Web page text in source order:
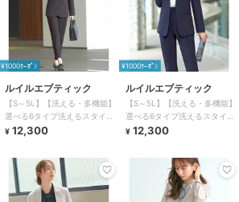
¥1000ｸｰﾎﾟﾝ
ルイルエブティック
【S～5L】【洗える・多機能】
選べる6タイプ洗えるスタイリ
ッシュビジネススーツパンツセ
¥ 12,300
¥1000ｸｰﾎﾟﾝ
ルイルエブティック
【S～5L】【洗える・多機能】
選べる6タイプ洗えるスタイリ
ッシュビジネススーツパンツセ
¥ 12,300